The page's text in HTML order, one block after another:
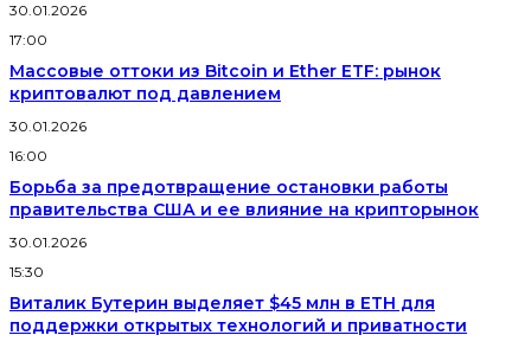
30.01.2026
17:00
Массовые оттоки из Bitcoin и Ether ETF: рынок
криптовалют под давлением
30.01.2026
16:00
Борьба за предотвращение остановки работы
правительства США и ее влияние на крипторынок
30.01.2026
15:30
Виталик Бутерин выделяет $45 млн в ETH для
поддержки открытых технологий и приватности